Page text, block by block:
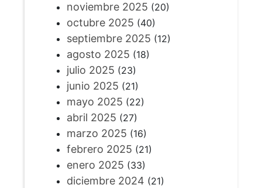
noviembre 2025 (20)
octubre 2025 (40)
septiembre 2025 (12)
agosto 2025 (18)
julio 2025 (23)
junio 2025 (21)
mayo 2025 (22)
abril 2025 (27)
marzo 2025 (16)
febrero 2025 (21)
enero 2025 (33)
diciembre 2024 (21)